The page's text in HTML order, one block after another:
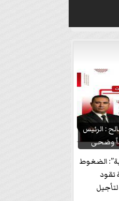
: الرئيس
وضحى
الضغوط
تقود